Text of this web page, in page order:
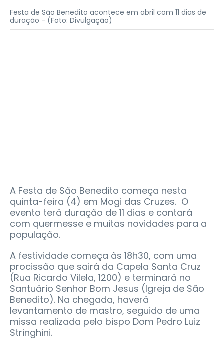
Festa de São Benedito acontece em abril com 11 dias de
duração - (Foto: Divulgação)
A Festa de São Benedito começa nesta
quinta-feira (4) em Mogi das Cruzes. O
evento terá duração de 11 dias e contará
com quermesse e muitas novidades para a
população.
A festividade começa às 18h30, com uma
procissão que sairá da Capela Santa Cruz
(Rua Ricardo Vilela, 1200) e terminará no
Santuário Senhor Bom Jesus (Igreja de São
Benedito). Na chegada, haverá
levantamento de mastro, seguido de uma
missa realizada pelo bispo Dom Pedro Luiz
Stringhini.